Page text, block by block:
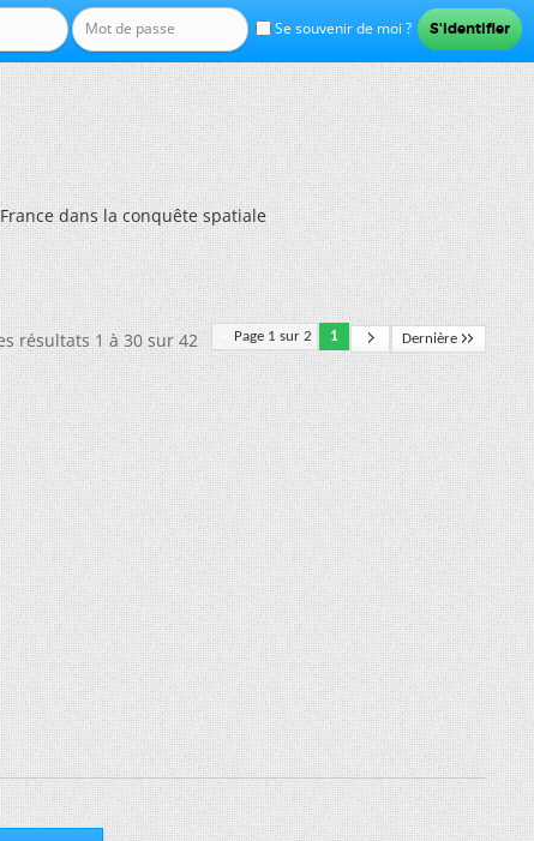
Se souvenir de moi ?
dans la conquête spatiale
Page 1 sur 2 1 Dernière
résultats 1 à 30 sur 42